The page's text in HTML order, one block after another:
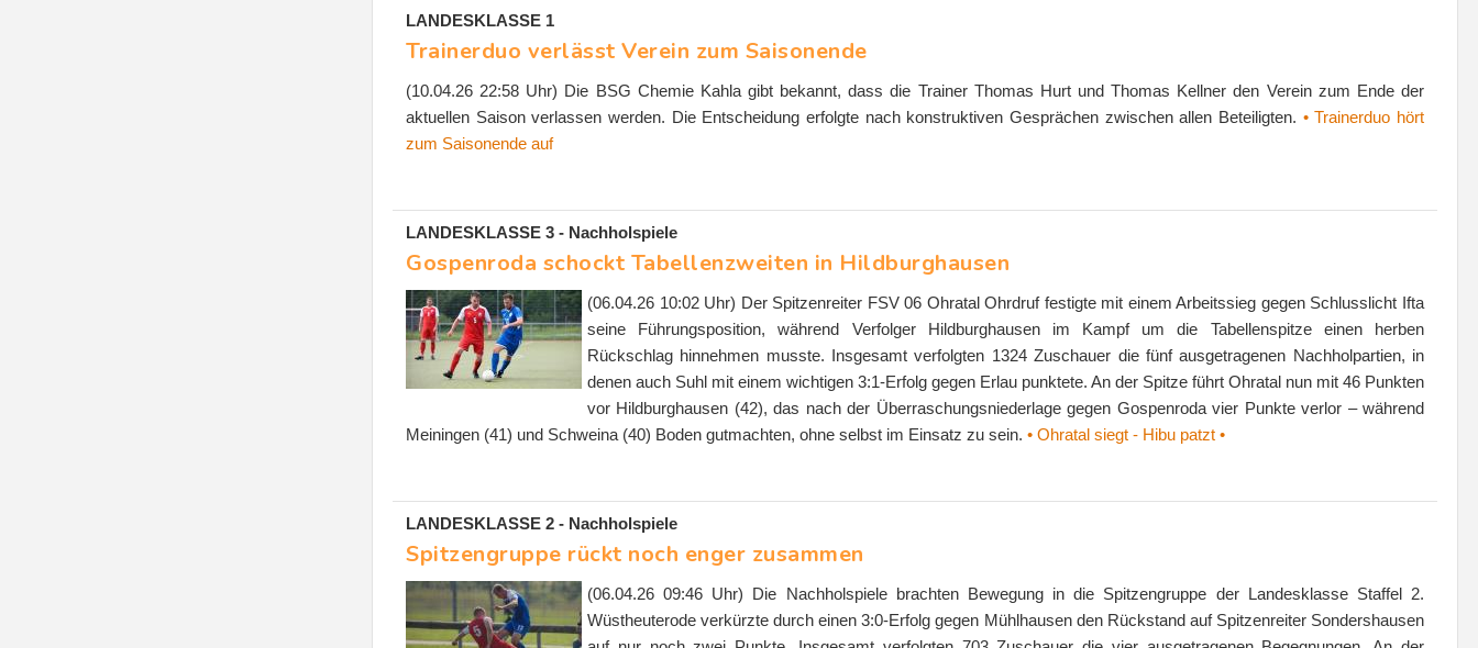
LANDESKLASSE 1
Trainerduo verlässt Verein zum Saisonende
(10.04.26 22:58 Uhr) Die BSG Chemie Kahla gibt bekannt, dass die Trainer Thomas Hurt und Thomas Kellner den Verein zum Ende der
aktuellen Saison verlassen werden. Die Entscheidung erfolgte nach konstruktiven Gesprächen zwischen allen Beteiligten. • Trainerduo hört
zum Saisonende auf
LANDESKLASSE 3 - Nachholspiele
Gospenroda schockt Tabellenzweiten in Hildburghausen
(06.04.26 10:02 Uhr) Der Spitzenreiter FSV 06 Ohratal Ohrdruf festigte mit einem Arbeitssieg gegen Schlusslicht Ifta
seine Führungsposition, während Verfolger Hildburghausen im Kampf um die Tabellenspitze einen herben
Rückschlag hinnehmen musste. Insgesamt verfolgten 1324 Zuschauer die fünf ausgetragenen Nachholpartien, in
denen auch Suhl mit einem wichtigen 3:1-Erfolg gegen Erlau punktete. An der Spitze führt Ohratal nun mit 46 Punkten
vor Hildburghausen (42), das nach der Überraschungsniederlage gegen Gospenroda vier Punkte verlor – während
Meiningen (41) und Schweina (40) Boden gutmachten, ohne selbst im Einsatz zu sein. • Ohratal siegt - Hibu patzt •
LANDESKLASSE 2 - Nachholspiele
Spitzengruppe rückt noch enger zusammen
(06.04.26 09:46 Uhr) Die Nachholspiele brachten Bewegung in die Spitzengruppe der Landesklasse Staffel 2.
Wüstheuterode verkürzte durch einen 3:0-Erfolg gegen Mühlhausen den Rückstand auf Spitzenreiter Sondershausen